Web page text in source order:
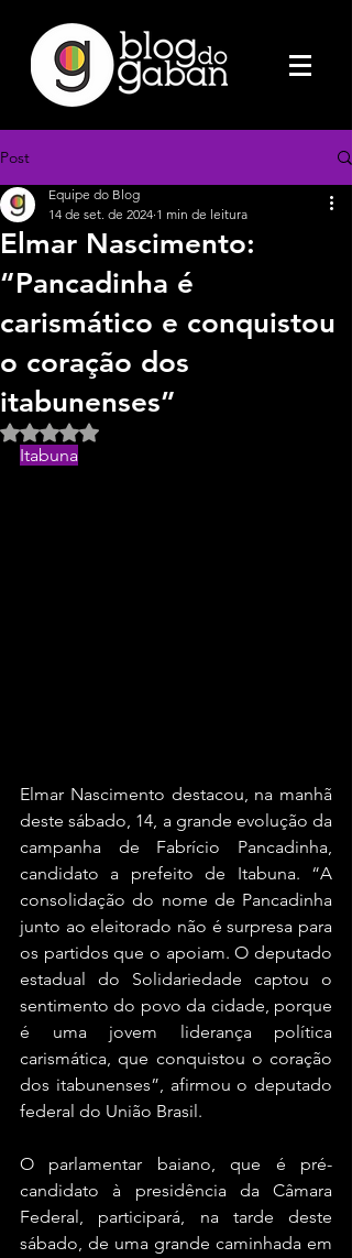
Post
Elmar Nascimento:
“Pancadinha é
carismático e conquistou
o coração dos
itabunenses”
Equipe do Blog
14 de set. de 2024 1 min de leitura
Avaliado com NaN de 5 estrelas.
Itabuna
Elmar Nascimento destacou, na manhã
deste sábado, 14, a grande evolução da
campanha de Fabrício Pancadinha,
candidato a prefeito de Itabuna. “A
consolidação do nome de Pancadinha
junto ao eleitorado não é surpresa para
os partidos que o apoiam. O deputado
estadual do Solidariedade captou o
sentimento do povo da cidade, porque
é uma jovem liderança política
carismática, que conquistou o coração
dos itabunenses”, afirmou o deputado
federal do União Brasil.
O parlamentar baiano, que é pré-
candidato à presidência da Câmara
Federal, participará, na tarde deste
sábado, de uma grande caminhada em